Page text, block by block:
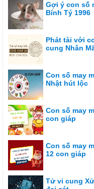
Gợi ý con số
Bính Tý 1996
Phát tài với
cung Nhân
Con số may
Nhật hút lộc
Con số may
con giáp
Con số may
12 con giáp
Tử vi cung